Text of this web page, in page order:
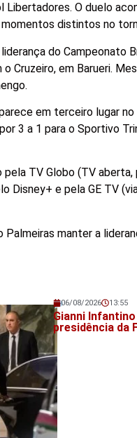
Libertadores. O duelo
distintos no
do Campeonato
Cruzeiro, em Barueri.
em terceiro lugar
3 a 1 para o Sportivo
TV Globo (TV
Disney+ e pela GE TV
Palmeiras manter a
Veja também!
06/08/2026 13:55
Gianni
presidência da